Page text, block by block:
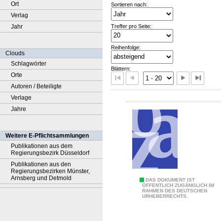
Ort
Verlag
Jahr
Clouds
Schlagwörter
Orte
Autoren / Beteiligte
Verlage
Jahre
Weitere E-Pflichtsammlungen
Publikationen aus dem
Regierungsbezirk Düsseldorf
Publikationen aus den
Regierungsbezirken Münster,
Arnsberg und Detmold
Sortieren nach:
Treffer pro Seite:
Reihenfolge:
Blättern:
DAS DOKUMENT IST
ÖFFENTLICH ZUGÄNGLICH IM
RAHMEN DES DEUTSCHEN
URHEBERRECHTS.